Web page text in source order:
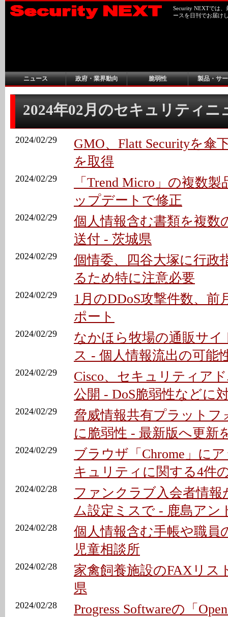
Security NEXTでは
ースを日刊でお届け
ニュース 政府・業界動向 脆弱性 製品・サ
2024年02月のセキュリティニ
2024/02/29
GMO、Flatt Securityを傘
を取得
2024/02/29
「Trend Micro」の複数
ップデートで修正
2024/02/29
個人情報含む書類を複数
送付 - 茨城県
2024/02/29
個情委、四谷大塚に行政
るため特に注意必要
2024/02/29
1月のDDoS攻撃件数、前
ポート
2024/02/29
なかほら牧場の通販サ
ス - 個人情報流出の可能
2024/02/29
Cisco、セキュリティア
公開 - DoS脆弱性などに
2024/02/29
脅威情報共有プラットフ
に脆弱性 - 最新版へ更新
2024/02/29
ブラウザ「Chrome」に
キュリティに関する4件
2024/02/28
ファンクラブ入会者情報
ム設定ミスで - 鹿島アン
2024/02/28
個人情報含む手帳や職員
児童相談所
2024/02/28
家禽飼養施設のFAXリス
県
2024/02/28
Progress Softwareの「